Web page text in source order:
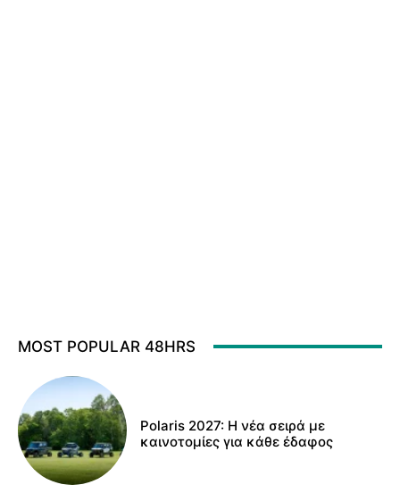
MOST POPULAR 48HRS
Polaris 2027: Η νέα σειρά με
καινοτομίες για κάθε έδαφος